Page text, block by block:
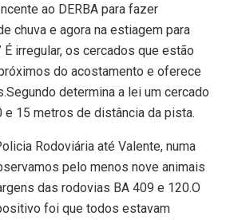
ao DERBA para fazer
chuva e agora na estiagem para
É irregular, os cercados que estão
do acostamento e oferece
determina a lei um cercado
e 15 metros de distância da pista.
Rodoviária até Valente, numa
pelo menos nove animais
das rodovias BA 409 e 120.O
foi que todos estavam